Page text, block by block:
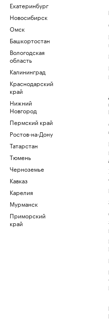
Екатеринбург
Новосибирск
Омск
Башкортостан
Вологодская
область
Калининград
Краснодарский
край
Нижний
Новгород
Пермский край
Ростов-на-Дону
Татарстан
Тюмень
Черноземье
Кавказ
Карелия
Мурманск
Приморский
край